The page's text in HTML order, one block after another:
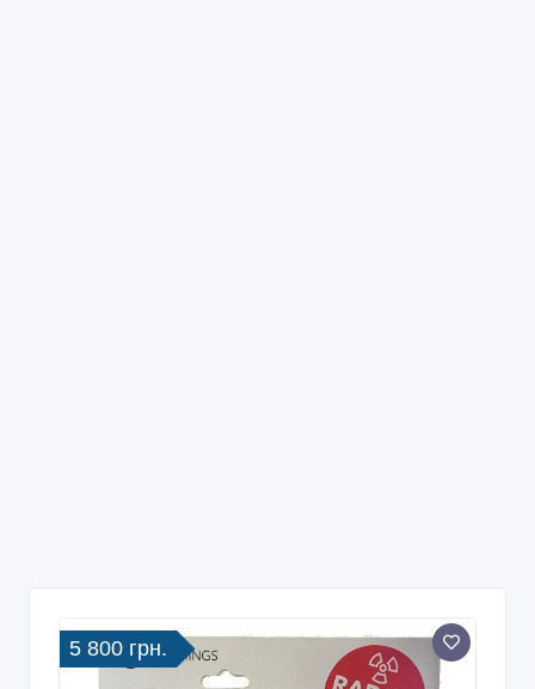
5 800 грн.